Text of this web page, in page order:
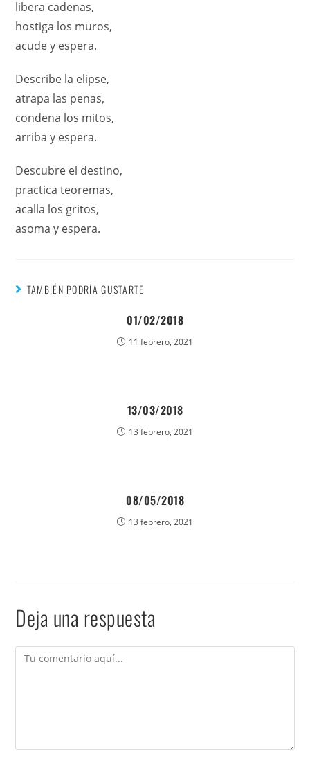
libera cadenas,
hostiga los muros,
acude y espera.
Describe la elipse,
atrapa las penas,
condena los mitos,
arriba y espera.
Descubre el destino,
practica teoremas,
acalla los gritos,
asoma y espera.
TAMBIÉN PODRÍA GUSTARTE
01/02/2018
11 febrero, 2021
13/03/2018
13 febrero, 2021
08/05/2018
13 febrero, 2021
Deja una respuesta